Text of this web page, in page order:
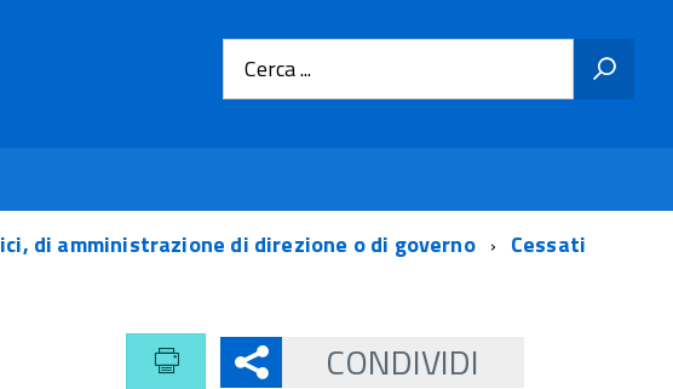
Cerca ...
di amministrazione di direzione o di governo Cessati
CONDIVIDI